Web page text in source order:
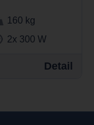
160 kg
2x 300 W
Detail